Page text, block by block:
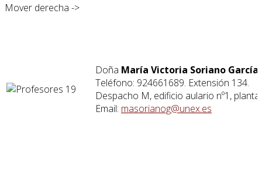
Mover derecha ->
Doña María Victoria Soriano García
Teléfono: 924661689. Extensión 134.
Despacho M, edificio aulario nº1, planta
Email: masorianog@unex.es